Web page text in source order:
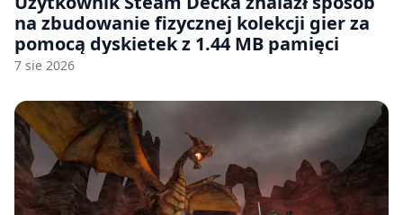
na zbudowanie fizycznej kolekcji gier za
pomocą dyskietek z 1.44 MB pamięci
7 sie 2026